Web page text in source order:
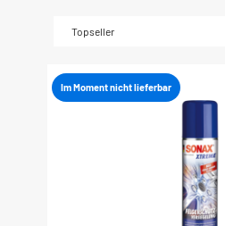
Im Moment nicht lieferbar